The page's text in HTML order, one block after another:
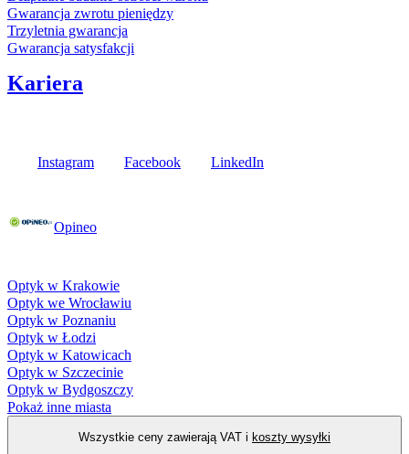
Gwarancja zwrotu pieniędzy
Trzyletnia gwarancja
Gwarancja satysfakcji
Kariera
Instagram Facebook LinkedIn
Opineo
Optyk w Krakowie
Optyk we Wrocławiu
Optyk w Poznaniu
Optyk w Łodzi
Optyk w Katowicach
Optyk w Szczecinie
Optyk w Bydgoszczy
Pokaż inne miasta
Wszystkie ceny zawierają VAT i koszty wysyłki